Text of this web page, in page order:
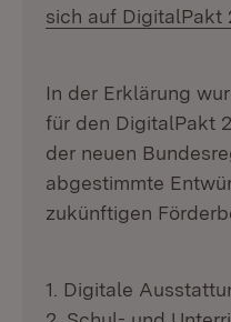
sich auf DigitalPakt
In der Erklärung
für den DigitalPakt
der neuen
abgestimmte
zukünftigen
1. Digitale